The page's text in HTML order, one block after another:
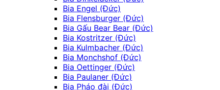
Bia Engel (Đức)
Bia Flensburger (Đức)
Bia Gấu Bear Bear (Đức)
Bia Kostritzer (Đức)
Bia Kulmbacher (Đức)
Bia Monchshof (Đức)
Bia Oettinger (Đức)
Bia Paulaner (Đức)
Bia Pháo đài (Đức)